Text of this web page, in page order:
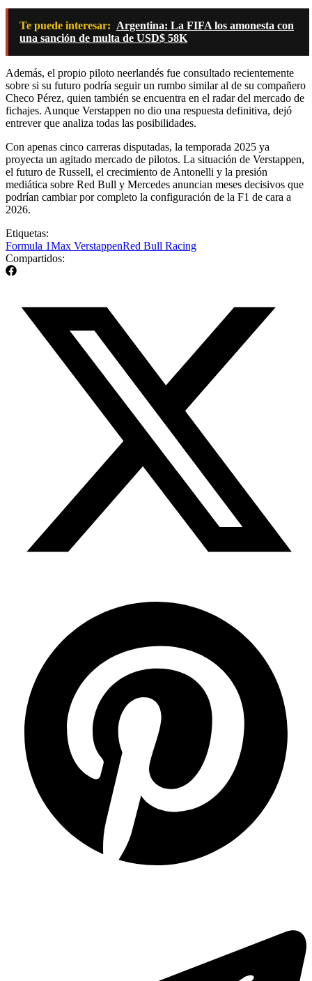
Te puede interesar: Argentina: La FIFA los amonesta con
una sanción de multa de USD$ 58K
Además, el propio piloto neerlandés fue consultado recientemente
sobre si su futuro podría seguir un rumbo similar al de su compañero
Checo Pérez, quien también se encuentra en el radar del mercado de
fichajes. Aunque Verstappen no dio una respuesta definitiva, dejó
entrever que analiza todas las posibilidades.
Con apenas cinco carreras disputadas, la temporada 2025 ya
proyecta un agitado mercado de pilotos. La situación de Verstappen,
el futuro de Russell, el crecimiento de Antonelli y la presión
mediática sobre Red Bull y Mercedes anuncian meses decisivos que
podrían cambiar por completo la configuración de la F1 de cara a
2026.
Etiquetas:
Formula 1Max VerstappenRed Bull Racing
Compartidos: